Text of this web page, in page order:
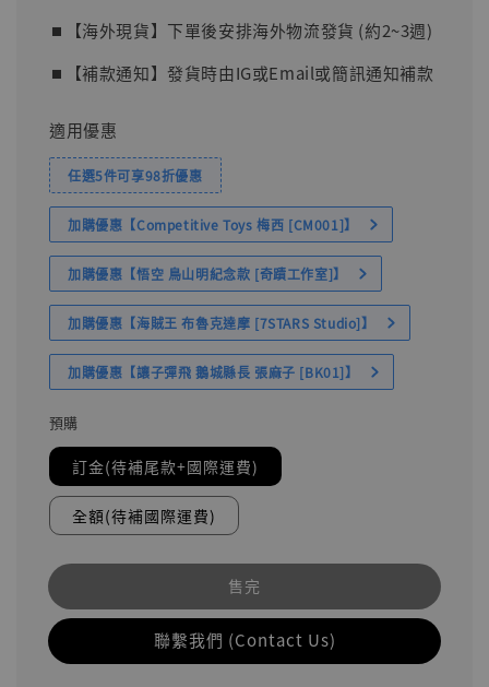
⏹︎【海外現貨】下單後安排海外物流發貨 (約2~3週)
⏹︎【補款通知】發貨時由IG或Email或簡訊通知補款
適用優惠
任選5件可享98折優惠
加購優惠【Competitive Toys 梅西 [CM001]】
加購優惠【悟空 鳥山明紀念款 [奇蹟工作室]】
加購優惠【海賊王 布魯克達摩 [7STARS Studio]】
加購優惠【讓子彈飛 鵝城縣長 張麻子 [BK01]】
預購
訂金(待補尾款+國際運費)
全額(待補國際運費)
售完
聯繫我們 (Contact Us)